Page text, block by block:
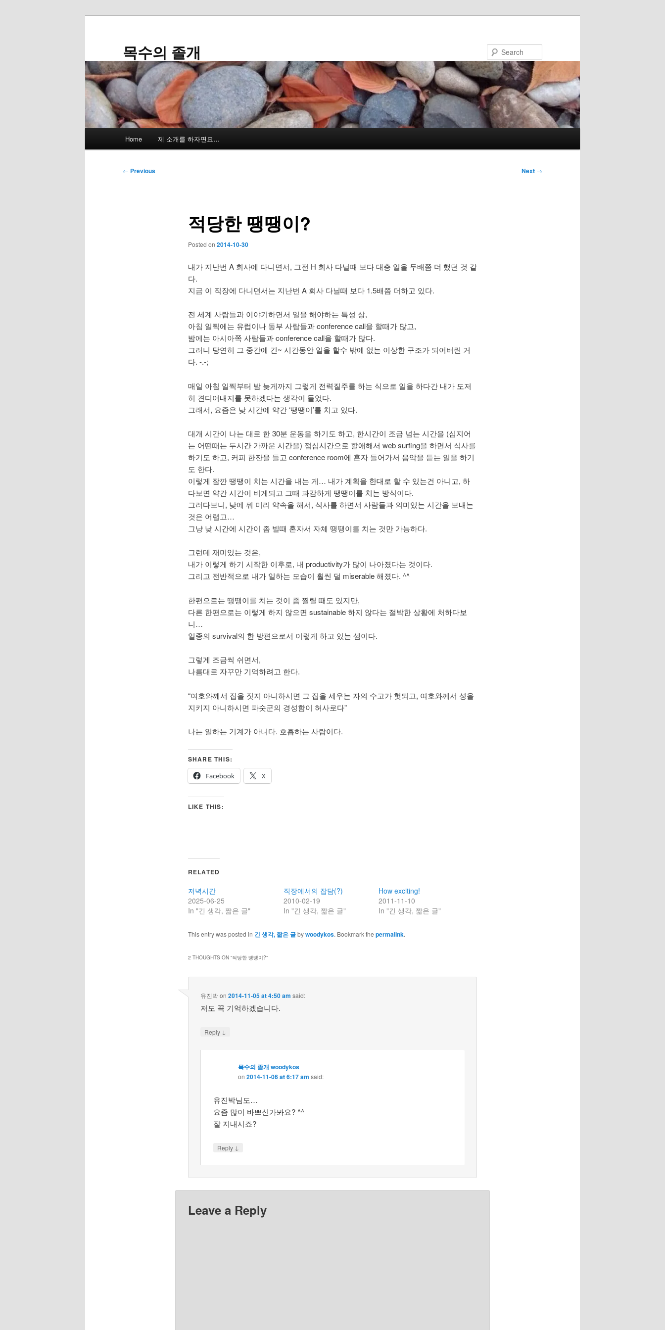
목수의 졸개
Home 제 소개를 하자면요…
Post
← Previous Next →
적당한 땡땡이?
Posted on 2014-10-30
내가 지난번 A 회사에 다니면서, 그전 H 회사 다닐때 보다 대충 일을 두배쯤 더 했던 것 같
다.
지금 이 직장에 다니면서는 지난번 A 회사 다닐때 보다 1.5배쯤 더하고 있다.
전 세계 사람들과 이야기하면서 일을 해야하는 특성 상,
아침 일찍에는 유럽이나 동부 사람들과 conference call을 할때가 많고,
밤에는 아시아쪽 사람들과 conference call을 할때가 많다.
그러니 당연히 그 중간에 긴~ 시간동안 일을 할수 밖에 없는 이상한 구조가 되어버린 거
다. -.-;
매일 아침 일찍부터 밤 늦게까지 그렇게 전력질주를 하는 식으로 일을 하다간 내가 도저
히 견디어내지를 못하겠다는 생각이 들었다.
그래서, 요즘은 낮 시간에 약간 ‘땡땡이’를 치고 있다.
대개 시간이 나는 대로 한 30분 운동을 하기도 하고, 한시간이 조금 넘는 시간을 (심지어
는 어떤때는 두시간 가까운 시간을) 점심시간으로 할애해서 web surfing을 하면서 식사를
하기도 하고, 커피 한잔을 들고 conference room에 혼자 들어가서 음악을 듣는 일을 하기
도 한다.
이렇게 잠깐 땡땡이 치는 시간을 내는 게… 내가 계획을 한대로 할 수 있는건 아니고, 하
다보면 약간 시간이 비게되고 그때 과감하게 땡땡이를 치는 방식이다.
그러다보니, 낮에 뭐 미리 약속을 해서, 식사를 하면서 사람들과 의미있는 시간을 보내는
것은 어렵고…
그냥 낮 시간에 시간이 좀 빌때 혼자서 자체 땡땡이를 치는 것만 가능하다.
그런데 재미있는 것은,
내가 이렇게 하기 시작한 이후로, 내 productivity가 많이 나아졌다는 것이다.
그리고 전반적으로 내가 일하는 모습이 훨씬 덜 miserable 해졌다. ^^
한편으로는 땡땡이를 치는 것이 좀 찔릴 때도 있지만,
다른 한편으로는 이렇게 하지 않으면 sustainable 하지 않다는 절박한 상황에 처하다보
니…
일종의 survival의 한 방편으로서 이렇게 하고 있는 셈이다.
그렇게 조금씩 쉬면서,
나름대로 자꾸만 기억하려고 한다.
“여호와께서 집을 짓지 아니하시면 그 집을 세우는 자의 수고가 헛되고, 여호와께서 성을
지키지 아니하시면 파숫군의 경성함이 허사로다”
나는 일하는 기계가 아니다. 호흡하는 사람이다.
SHARE THIS:
Facebook
X
LIKE THIS:
RELATED
저녁시간
2025-06-25
In "긴 생각, 짧은 글"
직장에서의 잡담(?)
2010-02-19
In "긴 생각, 짧은 글"
How exciting!
2011-11-10
In "긴 생각, 짧은 글"
This entry was posted in 긴 생각, 짧은 글bywoodykos. Bookmark the permalink.
2 THOUGHTS ON “적당한 땡땡이?”
유진박on2014-11-05 at 4:50 am said:
저도 꼭 기억하겠습니다.
Reply ↓
목수의 졸개 woodykos
on 2014-11-06 at 6:17 am said:
유진박님도…
요즘 많이 바쁘신가봐요? ^^
잘 지내시죠?
Reply ↓
Leave a Reply